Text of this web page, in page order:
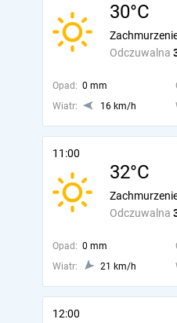
30°C
Odczuwalna
Opad: 0 mm
Wiatr:
16 km/h
11:00
32°C
Odczuwalna
Opad: 0 mm
Wiatr:
21 km/h
12:00